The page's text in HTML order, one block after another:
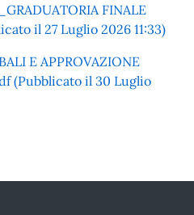
FINALE
il 27 Luglio 2026 11:33)
E APPROVAZIONE
(Pubblicato il 30 Luglio